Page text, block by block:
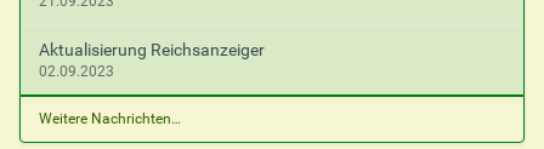
Aktualisierung Reichsanzeiger
02.09.2023
Weitere Nachrichten…